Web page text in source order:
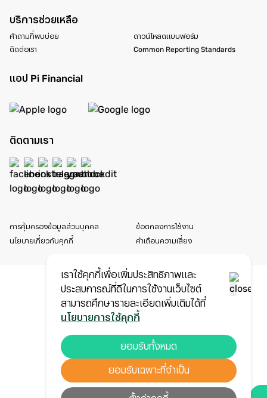
เราใช้คุกกี้เพื่อเพิ่มประสิทธิภาพและ
ประสบการณ์ที่ดีในการใช้งานเว็บไซต์
สามารถศึกษารายละเอียดเพิ่มเติมได้ที่
นโยบายการใช้คุกกี้
ยอมรับทั้งหมด
ยอมรับเฉพาะที่จำเป็น
บริการช่วยเหลือ
คำถามที่พบบ่อย
ดาวน์โหลดแบบฟอร์ม
ติดต่อเรา
Common Reporting Standards
แอป Pi Financial
ติดตามเรา
การคุ้มครองข้อมูลส่วนบุคคล
ข้อตกลงการใช้งาน
นโยบายเกี่ยวกับคุกกี้
คำเตือนความเสี่ยง